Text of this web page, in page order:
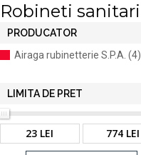
Robineti sanitari
PRODUCATOR
Airaga rubinetterie S.P.A. (4)
LIMITA DE PRET
23 LEI 774 LEI